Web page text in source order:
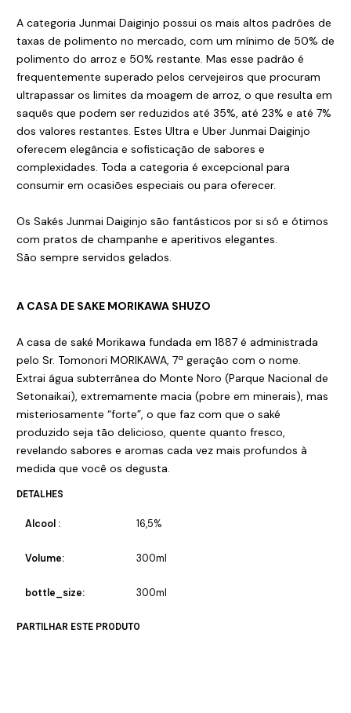
A categoria Junmai Daiginjo possui os mais altos padrões de
taxas de polimento no mercado, com um mínimo de 50% de
polimento do arroz e 50% restante. Mas esse padrão é
frequentemente superado pelos cervejeiros que procuram
ultrapassar os limites da moagem de arroz, o que resulta em
saquês que podem ser reduzidos até 35%, até 23% e até 7%
dos valores restantes. Estes Ultra e Uber Junmai Daiginjo
oferecem elegância e sofisticação de sabores e
complexidades. Toda a categoria é excepcional para
consumir em ocasiões especiais ou para oferecer.
Os Sakés Junmai Daiginjo são fantásticos por si só e ótimos
com pratos de champanhe e aperitivos elegantes.
São sempre servidos gelados.
A CASA DE SAKE MORIKAWA SHUZO
A casa de saké Morikawa fundada em 1887 é administrada
pelo Sr. Tomonori MORIKAWA, 7ª geração com o nome.
Extrai água subterrânea do Monte Noro (Parque Nacional de
Setonaikai), extremamente macia (pobre em minerais), mas
misteriosamente “forte”, o que faz com que o saké
produzido seja tão delicioso, quente quanto fresco,
revelando sabores e aromas cada vez mais profundos à
medida que você os degusta.
DETALHES
Alcool : 16,5%
Volume: 300ml
bottle_size: 300ml
PARTILHAR ESTE PRODUTO